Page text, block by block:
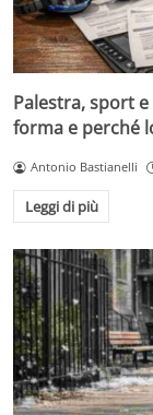
Palestra, sport
forma e perché
Antonio Bastianelli
Leggi di più